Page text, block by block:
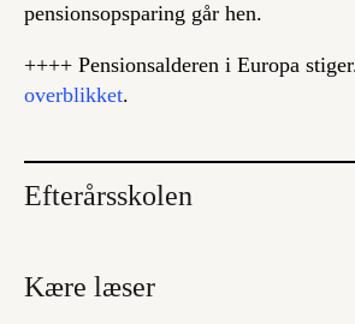
pensionsopsparing går hen.
++++ Pensionsalderen i Europa
overblikket.
Efterårsskolen
Kære læser